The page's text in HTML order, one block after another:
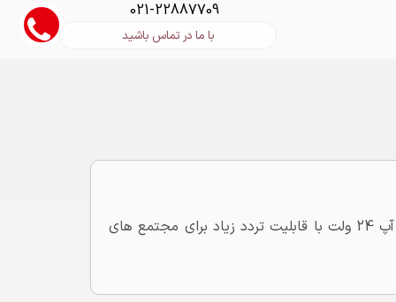
021-22887709
با ما در تماس باشید
راه بند با طول بازویی 6 متری قابلیت نصب باطری بک آپ 24 ولت با قابلیت تردد زیاد برای مجتمع های